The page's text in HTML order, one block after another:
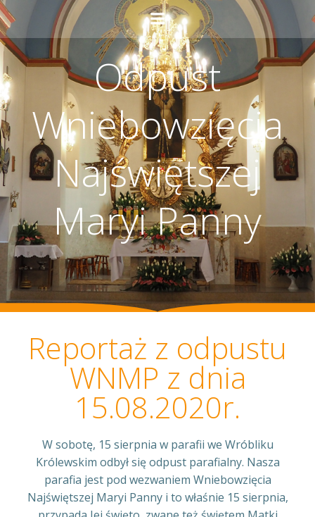
Odpust
Wniebowzięcia
Najświętszej
Maryi Panny
Reportaż z odpustu
WNMP z dnia
15.08.2020r.
W sobotę, 15 sierpnia w parafii we Wróbliku
Królewskim odbył się odpust parafialny. Nasza
parafia jest pod wezwaniem Wniebowzięcia
Najświętszej Maryi Panny i to właśnie 15 sierpnia,